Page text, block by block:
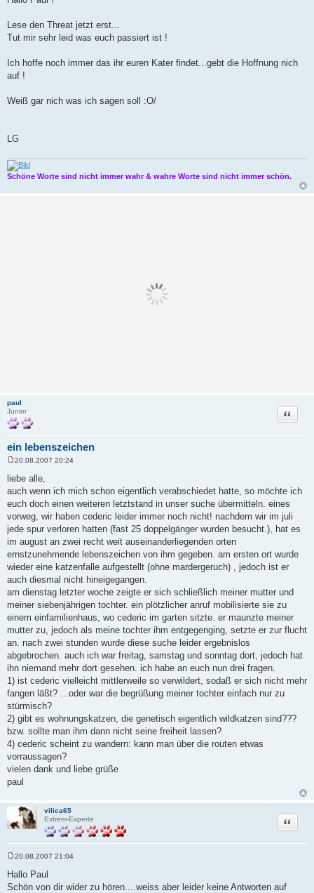
i
a
g
Lese den Threat jetzt erst...
Tut mir sehr leid was euch passiert ist !
Ich hoffe noch immer das ihr euren Kater findet...gebt die Hoffnung nich
auf !
Weiß gar nich was ich sagen soll :O/
LG
Schöne Worte sind nicht immer wahr & wahre Worte sind nicht immer schön.
paul
Junior
ein lebenszeichen
Zitat
e
i
t
r
a
g
20.08.2007 20:24
liebe alle,
auch wenn ich mich schon eigentlich verabschiedet hatte, so möchte ich
euch doch einen weiteren letztstand in unser suche übermitteln. eines
vorweg, wir haben cederic leider immer noch nicht! nachdem wir im juli
jede spur verloren hatten (fast 25 doppelgänger wurden besucht.), hat es
im august an zwei recht weit auseinanderliegenden orten
ernstzunehmende lebenszeichen von ihm gegeben. am ersten ort wurde
wieder eine katzenfalle aufgestellt (ohne mardergeruch) , jedoch ist er
auch diesmal nicht hineigegangen.
am dienstag letzter woche zeigte er sich schließlich meiner mutter und
meiner siebenjährigen tochter. ein plötzlicher anruf mobilisierte sie zu
einem einfamilienhaus, wo cederic im garten sitzte. er maunzte meiner
mutter zu, jedoch als meine tochter ihm entgegenging, setzte er zur flucht
an. nach zwei stunden wurde diese suche leider ergebnislos
abgebrochen. auch ich war freitag, samstag und sonntag dort, jedoch hat
ihn niemand mehr dort gesehen. ich habe an euch nun drei fragen.
1) ist cederic vielleicht mittlerweile so verwildert, sodaß er sich nicht mehr
fangen läßt? ...oder war die begrüßung meiner tochter einfach nur zu
stürmisch?
2) gibt es wohnungskatzen, die genetisch eigentlich wildkatzen sind???
bzw. sollte man ihm dann nicht seine freiheit lassen?
4) cederic scheint zu wandern: kann man über die routen etwas
vorraussagen?
vielen dank und liebe grüße
paul
vilica65
Extrem-Experte
Zitat
e
i
t
20.08.2007 21:04
Hallo Paul
Schön von dir wider zu hören....weiss aber leider keine Antworten auf